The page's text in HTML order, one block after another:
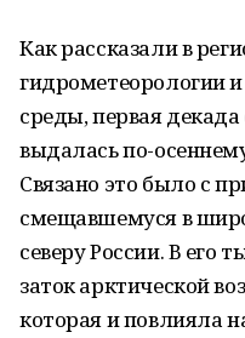
Как рассказали в
гидрометеорологии
среды, первая
выдалась по-
Связано это было с
смещавшемуся в
северу России. В его
заток арктической
которая и повлияла